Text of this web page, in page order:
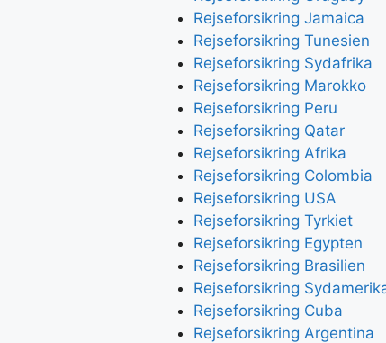
Rejseforsikring Jamaica
Rejseforsikring Tunesien
Rejseforsikring Sydafrika
Rejseforsikring Marokko
Rejseforsikring Peru
Rejseforsikring Qatar
Rejseforsikring Afrika
Rejseforsikring Colombia
Rejseforsikring USA
Rejseforsikring Tyrkiet
Rejseforsikring Egypten
Rejseforsikring Brasilien
Rejseforsikring
Rejseforsikring Cuba
Rejseforsikring Argentina